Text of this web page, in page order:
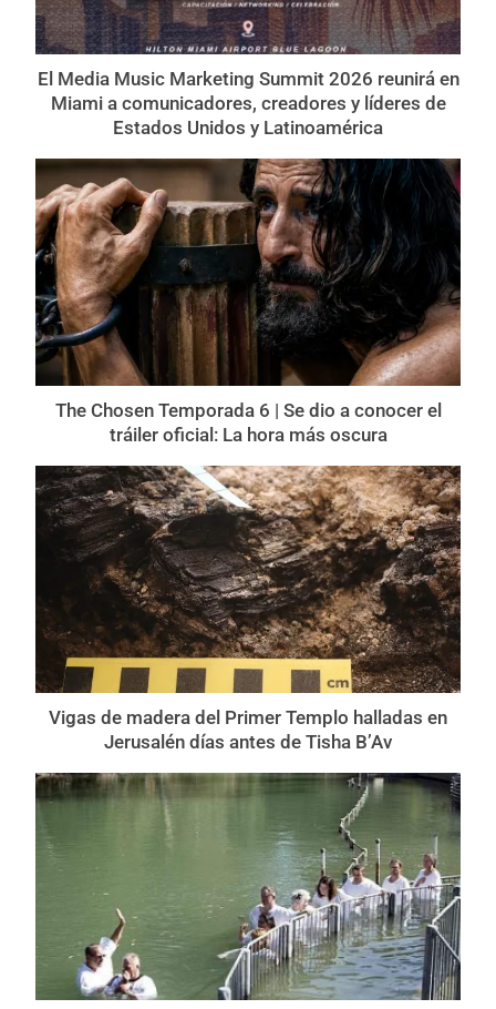
El Media Music Marketing Summit 2026 reunirá en
Miami a comunicadores, creadores y líderes de
Estados Unidos y Latinoamérica
The Chosen Temporada 6 | Se dio a conocer el
tráiler oficial: La hora más oscura
Vigas de madera del Primer Templo halladas en
Jerusalén días antes de Tisha B’Av